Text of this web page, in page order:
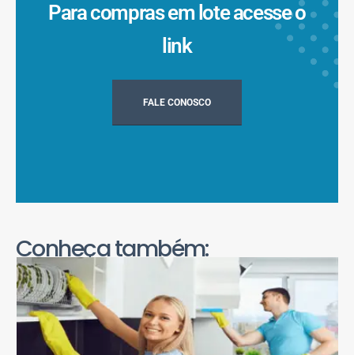
Para compras em lote acesse o
link
FALE CONOSCO
Conheça também: